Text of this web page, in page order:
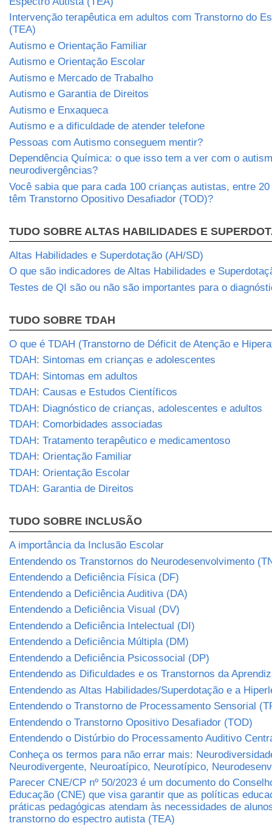
Intervenção terapêutica em adultos com Transtorno do
(TEA)
Autismo e Orientação Familiar
Autismo e Orientação Escolar
Autismo e Mercado de Trabalho
Autismo e Garantia de Direitos
Autismo e Enxaqueca
Autismo e a dificuldade de atender telefone
Pessoas com Autismo conseguem mentir?
Dependência Química: o que isso tem a ver com o
neurodivergências?
Você sabia que para cada 100 crianças autistas, entre
têm Transtorno Opositivo Desafiador (TOD)?
TUDO SOBRE ALTAS HABILIDADES E
Altas Habilidades e Superdotação (AH/SD)
O que são indicadores de Altas Habilidades e
Testes de QI são ou não são importantes para o
TUDO SOBRE TDAH
O que é TDAH (Transtorno de Déficit de Atenção e
TDAH: Sintomas em crianças e adolescentes
TDAH: Sintomas em adultos
TDAH: Causas e Estudos Científicos
TDAH: Diagnóstico de crianças, adolescentes e adultos
TDAH: Comorbidades associadas
TDAH: Tratamento terapêutico e medicamentoso
TDAH: Orientação Familiar
TDAH: Orientação Escolar
TDAH: Garantia de Direitos
TUDO SOBRE INCLUSÃO
A importância da Inclusão Escolar
Entendendo os Transtornos do Neurodesenvolvimento
Entendendo a Deficiência Física (DF)
Entendendo a Deficiência Auditiva (DA)
Entendendo a Deficiência Visual (DV)
Entendendo a Deficiência Intelectual (DI)
Entendendo a Deficiência Múltipla (DM)
Entendendo a Deficiência Psicossocial (DP)
Entendendo as Dificuldades e os Transtornos da
Entendendo as Altas Habilidades/Superdotação e a
Entendendo o Transtorno de Processamento Sensorial
Entendendo o Transtorno Opositivo Desafiador (TOD)
Entendendo o Distúrbio do Processamento Auditivo
Conheça os termos para não errar mais:
Neurodivergente, Neuroatípico, Neurotípico,
Parecer CNE/CP nº 50/2023 é um documento do
Educação (CNE) que visa garantir que as políticas
práticas pedagógicas atendam às necessidades de
transtorno do espectro autista (TEA)